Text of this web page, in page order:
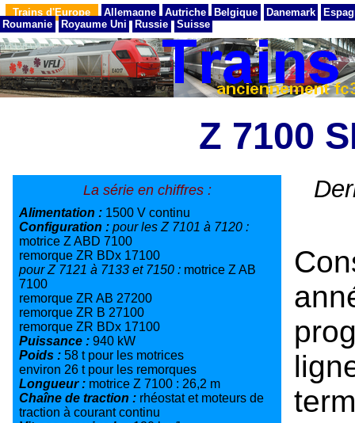
Trains d'Europe Allemagne Autriche Belgique Danemark
Roumanie
Royaume Uni Russie Suisse
Z 7100
La série en chiffres :
Alimentation : 1500 V continu
Configuration : pour les Z 7101 à 7120 :
motrice Z ABD 7100
remorque ZR BDx 17100
pour Z 7121 à 7133 et 7150 : motrice Z AB
7100
remorque ZR AB 27200
remorque ZR B 27100
remorque ZR BDx 17100
Puissance : 940 kW
Poids : 58 t pour les motrices
environ 26 t pour les remorques
Longueur : motrice Z 7100 : 26,2 m
Chaîne de traction : rhéostat et moteurs de
traction à courant continu